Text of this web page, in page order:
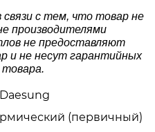
с тем, что товар не
производителями
не предоставляют
и не несут гарантийных
(первичный)